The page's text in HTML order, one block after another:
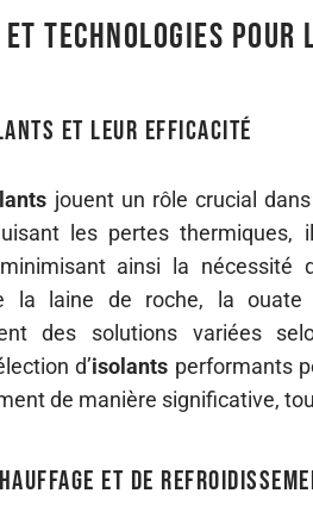
et technologies
et leur efficacité
jouent un rôle crucial
les pertes
ainsi la
la laine de roche, la
des solutions variées
d’isolants performants
de manière significative,
et de